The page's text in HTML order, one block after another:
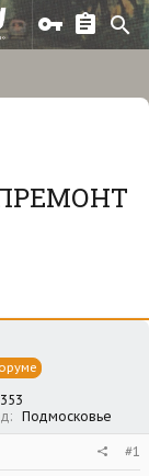
Подмосковье
#1